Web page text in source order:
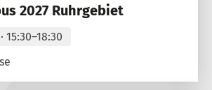
2027 Ruhrgebiet
15:30–18:30